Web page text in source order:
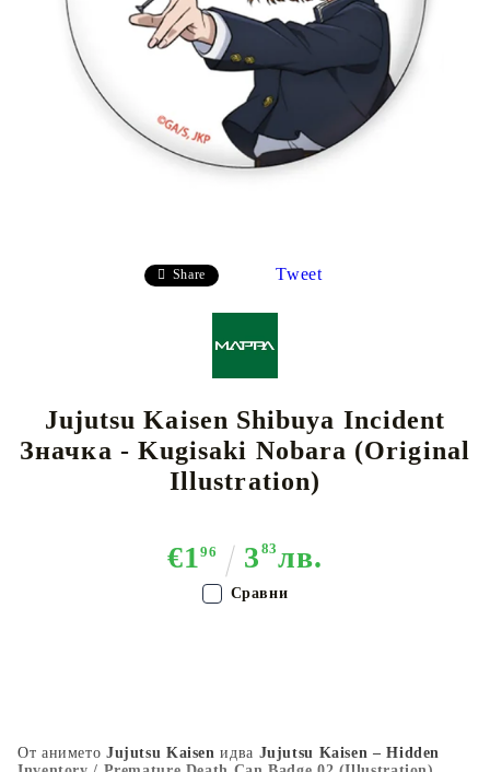
Share Tweet
Jujutsu Kaisen Shibuya Incident
Значкa - Kugisaki Nobara (Original
Illustration)
€196 3 83лв.
От анимето Jujutsu Kaisen идва Jujutsu Kaisen – Hidden
Сравни